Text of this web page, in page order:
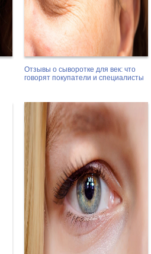
Отзывы о сыворотке для век: что
говорят покупатели и специалисты